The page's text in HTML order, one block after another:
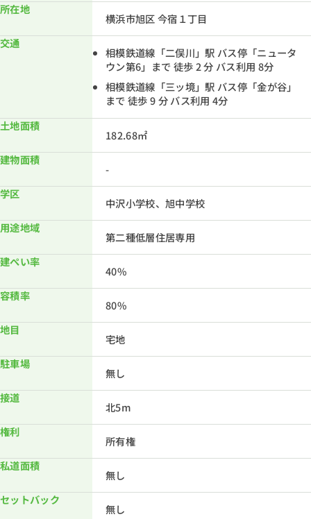
所在地
横浜市旭区 今宿１丁目
交通
相模鉄道線「二俣川」駅 バス停「ニュータ
ウン第6」まで 徒歩 2 分 バス利用 8分
相模鉄道線「三ッ境」駅 バス停「金が谷」
まで 徒歩 9 分 バス利用 4分
土地面積
182.68㎡
建物面積
-
学区
中沢小学校、旭中学校
用途地域
第二種低層住居専用
建ぺい率
40%
容積率
80%
地目
宅地
駐車場
無し
接道
北5m
権利
所有権
私道面積
無し
セットバック
無し